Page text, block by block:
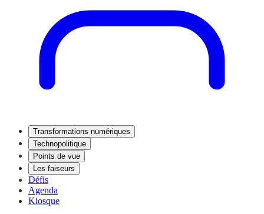
Transformations numériques
Technopolitique
Points de vue
Les faiseurs
Défis
Agenda
Kiosque